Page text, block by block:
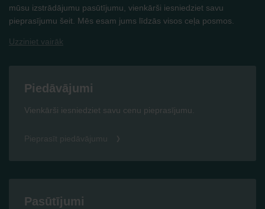
mūsu izstrādājumu pasūtījumu, vienkārši iesniedziet savu
pieprasījumu šeit. Mēs esam jums līdzās visos ceļa posmos.
Uzziniet vairāk
Piedāvājumi
Vienkārši iesniedziet savu cenu pieprasījumu.
Pieprasīt piedāvājumu
Pasūtījumi